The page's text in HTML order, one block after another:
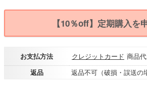
【10％off】定期購入を
お支払方法 クレジットカード 商品
返品
返品不可（破損・誤送の